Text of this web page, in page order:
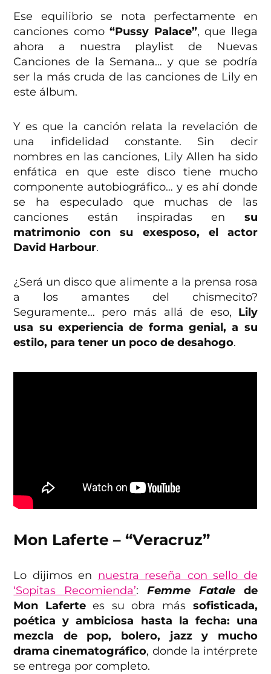
Ese equilibrio se nota perfectamente en
canciones como“Pussy Palace”, que llega
ahora a nuestra playlist de Nuevas
Canciones de la Semana… y que se podría
ser la más cruda de las canciones de Lily en
este álbum.
Y es que la canción relata la revelación de
una infidelidad constante. Sin decir
nombres en las canciones, Lily Allen ha sido
enfática en que este disco tiene mucho
componente autobiográfico… y es ahí donde
se ha especulado que muchas de las
canciones están inspiradas en su
matrimonio con su exesposo, el actor
David Harbour.
¿Será un disco que alimente a la prensa rosa
a los amantes del chismecito?
Seguramente… pero más allá de eso, Lily
usa su experiencia de forma genial, a su
estilo, para tener un poco de desahogo.
Mon Laferte – “Veracruz”
Lo dijimos en nuestra reseña con sello de
‘Sopitas Recomienda’: Femme Fatale de
Mon Lafertees su obra más sofisticada,
poética y ambiciosa hasta la fecha: una
mezcla de pop, bolero, jazz y mucho
drama cinematográfico, donde la intérprete
se entrega por completo.